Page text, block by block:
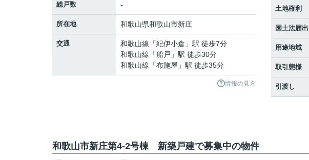
総戸数 -
所在地 和歌山県和歌山市新庄
交通 和歌山線 「紀伊小倉 」駅 徒歩7分
和歌山線 「船戸 」駅 徒歩30分
和歌山線 「布施屋 」駅 徒歩35分
情報の見方
土地権利
国土法届出
用途地域
取引態様
引渡し
和歌山市新庄第4-2号棟 新築戸建で募集中の物件